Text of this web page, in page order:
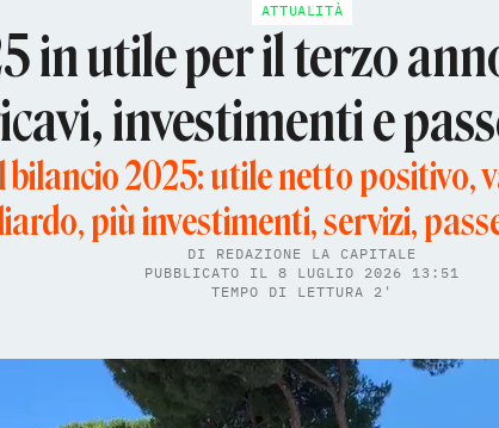
ATTUALITÀ
in utile per il terzo
investimenti e
2025: utile netto positivo,
più investimenti, servizi,
DI REDAZIONE LA CAPITALE
PUBBLICATO IL 8 LUGLIO 2026 13:51
TEMPO DI LETTURA 2'